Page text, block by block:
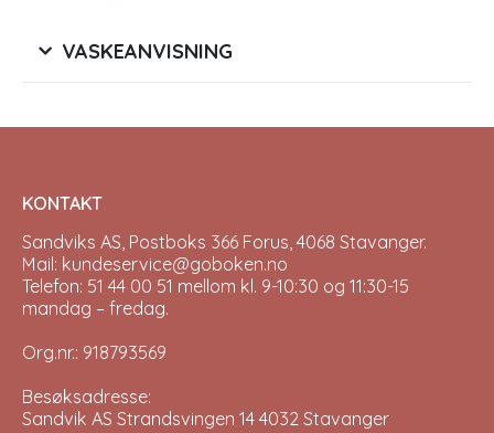
VASKEANVISNING
KONTAKT
Sandviks AS, Postboks 366 Forus, 4068 Stavanger.
Mail: kundeservice@goboken.no
Telefon: 51 44 00 51 mellom kl. 9-10:30 og 11:30-15
mandag – fredag.
Org.nr.: 918793569
Besøksadresse:
Sandvik AS Strandsvingen 14 4032 Stavanger